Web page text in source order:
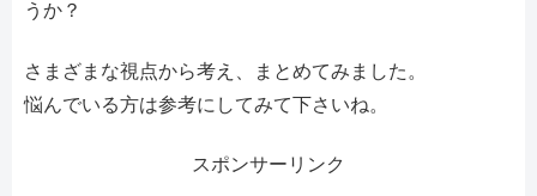
うか？
さまざまな視点から考え、まとめてみました。
悩んでいる方は参考にしてみて下さいね。
スポンサーリンク